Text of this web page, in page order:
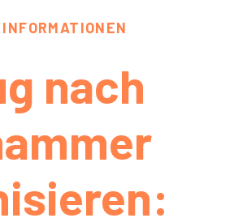
INFORMATIONEN
nach